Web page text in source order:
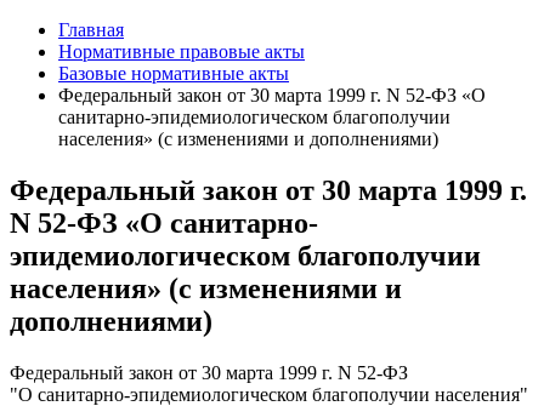
Главная
Нормативные правовые акты
Базовые нормативные акты
Федеральный закон от 30 марта 1999 г. N 52-ФЗ «О
санитарно-эпидемиологическом благополучии
населения» (с изменениями и дополнениями)
Федеральный закон от 30 марта 1999 г.
N 52-ФЗ «О санитарно-
эпидемиологическом благополучии
населения» (с изменениями и
дополнениями)
Федеральный закон от 30 марта 1999 г. N 52-ФЗ
"О санитарно-эпидемиологическом благополучии населения"